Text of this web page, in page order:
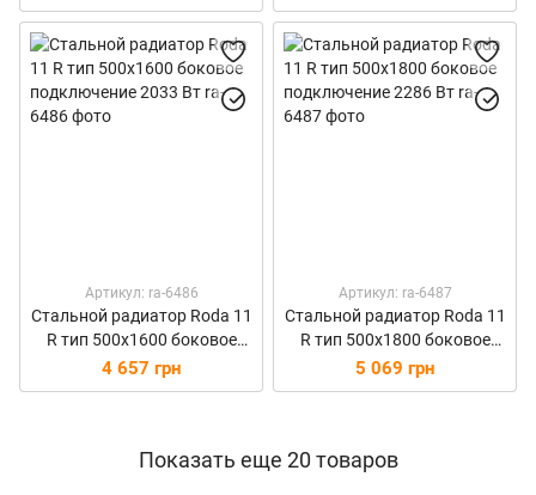
Артикул: ra-6486
Стальной радиатор Roda 11
R тип 500х1600 боковое
подключение 2033 Вт
4 657 грн
Артикул: ra-6487
Стальной радиатор Roda 11
R тип 500х1800 боковое
подключение 2286 Вт
5 069 грн
Показать еще 20 товаров